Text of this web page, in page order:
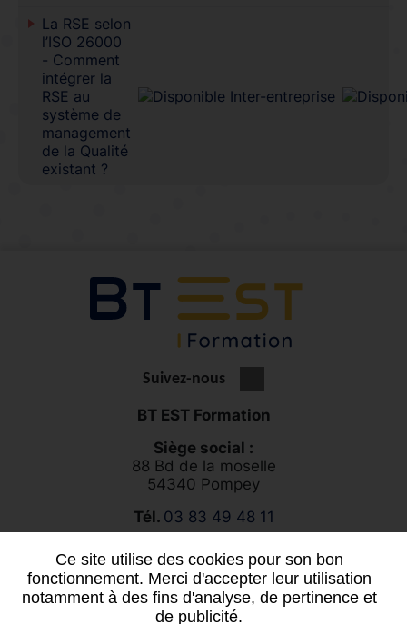
Ce site utilise des cookies pour son bon
fonctionnement. Merci d'accepter leur utilisation
notamment à des fins d'analyse, de pertinence et
de publicité.
La RSE selon
l’ISO 26000
- Comment
intégrer la
RSE au
système de
management
de la Qualité
existant ?
Suivez-nous
BT EST Formation
Siège social :
88 Bd de la moselle
54340 Pompey
Tél. 03 83 49 48 11
Vous souhaitez un projet sur mesure ?
Contactez-nous